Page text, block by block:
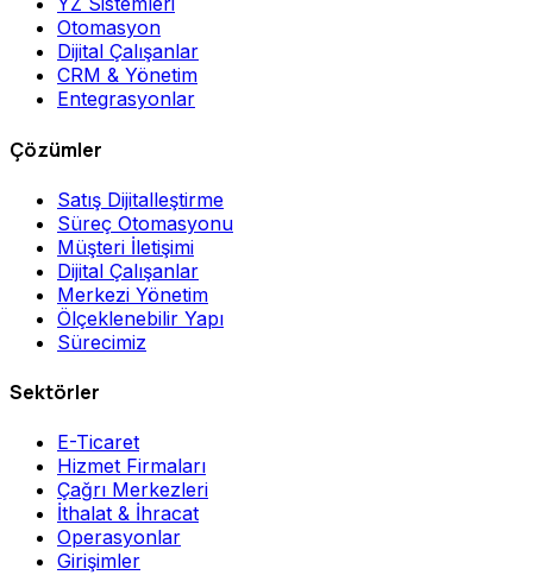
Otomasyon
Dijital Çalışanlar
CRM & Yönetim
Entegrasyonlar
Çözümler
Satış Dijitalleştirme
Süreç Otomasyonu
Müşteri İletişimi
Dijital Çalışanlar
Merkezi Yönetim
Ölçeklenebilir Yapı
Sürecimiz
Sektörler
E-Ticaret
Hizmet Firmaları
Çağrı Merkezleri
İthalat & İhracat
Operasyonlar
Girişimler